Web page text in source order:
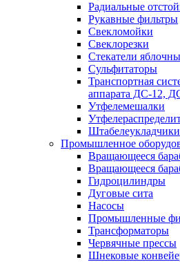
Радиальные
Рукавные фильтры
Свекломойки
Свеклорезки
Стекатели
Сульфитаторы
Транспортная
аппарата ДС-12,
Утфелемешалки
Штабелеукладчики
Промышленное
Вращающееся
Вращающееся
Гидроцилиндры
Дуговые сита
Насосы
Промышленные
Трансформаторы
Червячные прессы
Шнековые